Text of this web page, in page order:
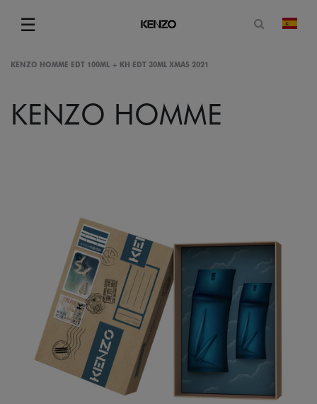
☰
Menu
Abrir
KENZO HOMME EDT 100ML + KH EDT 30ML XMAS 2021
KENZO HOMME